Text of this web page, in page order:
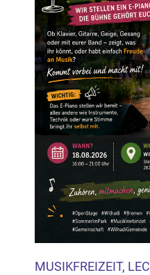
MUSIKFREIZEIT,